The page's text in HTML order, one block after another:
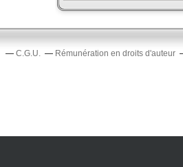
C.G.U. Rémunération en droits d'auteur